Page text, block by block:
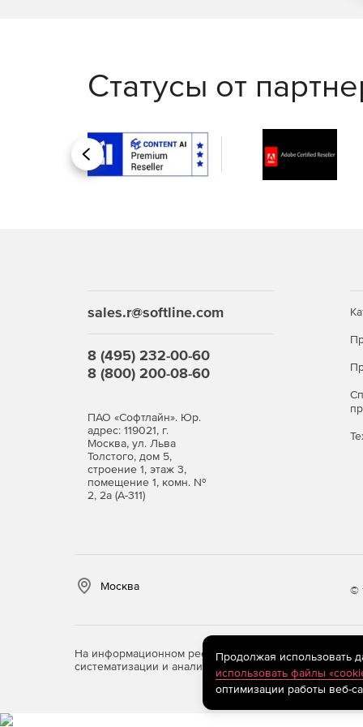
Реализован расчет деревянных
Евросоюза.
Статусы от
Назад
sales.r@softline.com
8 (495) 232-00-60
8 (800) 200-08-60
ПАО «Софтлайн». Юр.
адрес: 119021, г.
Москва, ул. Льва
Толстого, дом 5,
строение 1, этаж 3,
помещение 1, комн. №
2, 2а (А-311)
Москва ©
На информационном ресурсе store.softline.ru
систематизации и анализа сведений, относящихся
Продолжая использовать
использовать файлы
оптимизации работы веб-